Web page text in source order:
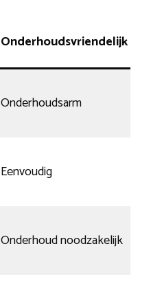
Onderhoudsvriendelijk
Onderhoudsarm
Eenvoudig
Onderhoud noodzakelijk